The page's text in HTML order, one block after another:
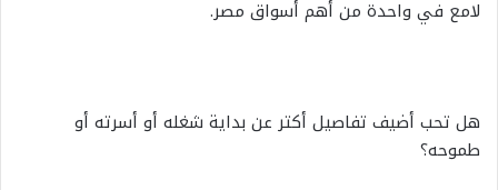
لامع في واحدة من أهم أسواق مصر.
هل تحب أضيف تفاصيل أكتر عن بداية شغله أو أسرته أو
طموحه؟